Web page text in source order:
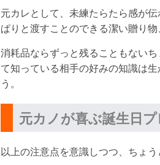
元カレとして、未練たらたら感が
ぱりと渡すことのできる潔い贈り物
消耗品ならずっと残ることもないち
て知っている相手の好みの知識は
う。
元カノが喜ぶ誕生日
以上の注意点を意識しつつ、ちょ